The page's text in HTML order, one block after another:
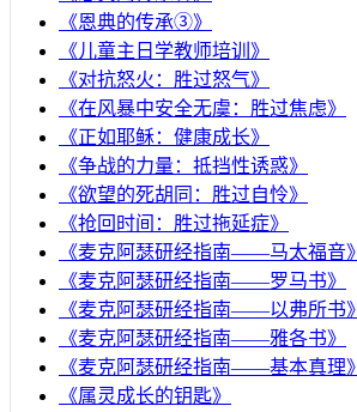
《恩典的传承③》
《儿童主日学教师培训》
《对抗怒火：胜过怒气》
《在风暴中安全无虞：胜过焦虑》
《正如耶稣：健康成长》
《争战的力量：抵挡性诱惑》
《欲望的死胡同：胜过自怜》
《抢回时间：胜过拖延症》
《麦克阿瑟研经指南——马太福音》
《麦克阿瑟研经指南——罗马书》
《麦克阿瑟研经指南——以弗所书》
《麦克阿瑟研经指南——雅各书》
《麦克阿瑟研经指南——基本真理》
《属灵成长的钥匙》